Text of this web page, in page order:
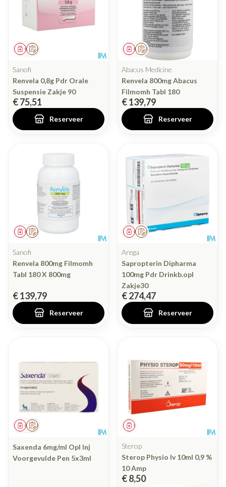
Op voorschrift
Geneesmiddel
Sanofi
Renvela 0,8g Pdr Orale
Suspensie Zakje 90
€ 75,51
Reserveer
Op voorschrift
Geneesmiddel
Abacus Medicine
Renvela 800mg Abacus
Filmomh Tabl 180
€ 139,79
Reserveer
Op voorschrift
Geneesmiddel
Sanofi
Renvela 800mg Filmomh
Tabl 180 X 800mg
€ 139,79
Reserveer
Op voorschrift
Geneesmiddel
Arega
Sapropterin Dipharma
100mg Pdr Drinkb.opl
Zakje30
€ 274,47
Reserveer
Op voorschrift
Geneesmiddel
Saxenda 6mg/ml Opl Inj
Voorgevulde Pen 5x3ml
Geneesmiddel
Sterop
Sterop Physio Iv 10ml 0,9 %
10 Amp
€ 8,50